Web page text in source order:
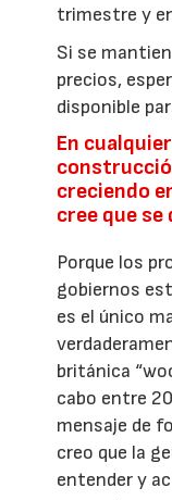
trimestre y
Si se
precios,
disponible
En
creciendo
cree que
Porque los
gobiernos
es el único
británica
cabo entre
mensaje de
creo que la
entender y